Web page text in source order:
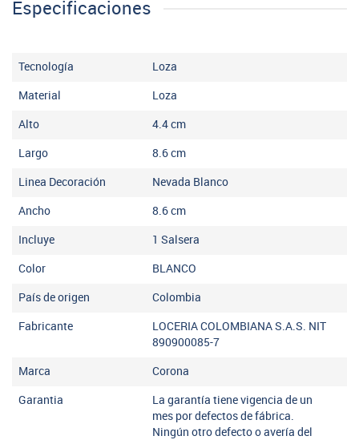
Especificaciones
Tecnología Loza
Material Loza
Alto 4.4cm
Largo 8.6cm
Linea Decoración Nevada Blanco
Ancho 8.6cm
Incluye 1 Salsera
Color BLANCO
País de origen Colombia
Fabricante
LOCERIA COLOMBIANA S.A.S. NIT
890900085-7
Marca Corona
Garantia
La garantía tiene vigencia de un
mes por defectos de fábrica.
Ningún otro defecto o avería del